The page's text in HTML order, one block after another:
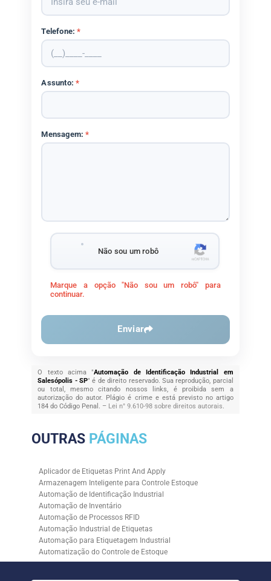
Telefone:*
Assunto:*
Mensagem:*
Não sou um robô
Marque a opção "Não sou um robô" para
continuar.
Enviar
O texto acima "Automação de Identificação Industrial em
Salesópolis - SP" é de direito reservado. Sua reprodução, parcial
ou total, mesmo citando nossos links, é proibida sem a
autorização do autor. Plágio é crime e está previsto no artigo
184 do Código Penal. – Lei n° 9.610-98 sobre direitos autorais.
OUTRAS PÁGINAS
Aplicador de Etiquetas Print And Apply
Armazenagem Inteligente para Controle Estoque
Automação de Identificação Industrial
Automação de Inventário
Automação de Processos RFID
Automação Industrial de Etiquetas
Automação para Etiquetagem Industrial
Automatização do Controle de Estoque
Controle de Estoque com RFID